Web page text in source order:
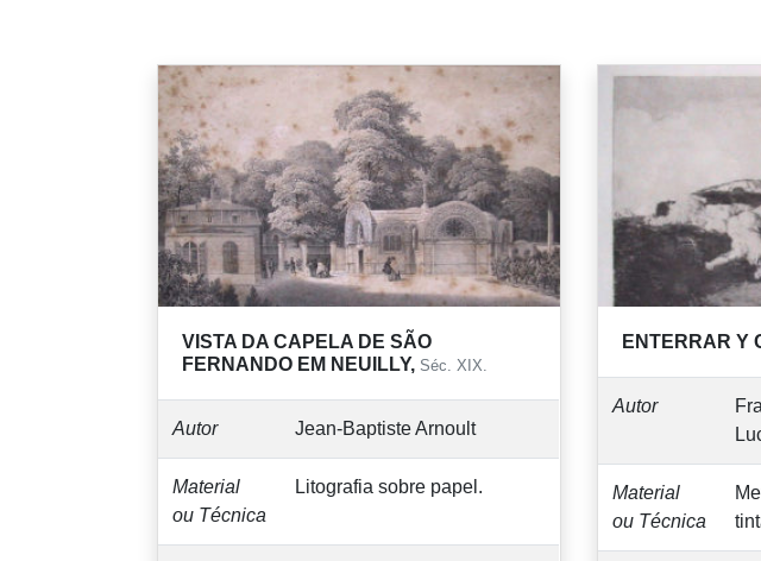
VISTA DA CAPELA DE SÃO
FERNANDO EM NEUILLY, Séc. XIX.
Autor Jean-Baptiste Arnoult
Material
ou Técnica
Litografia sobre papel.
ENTERRAR Y
Autor
Material
ou Técnica